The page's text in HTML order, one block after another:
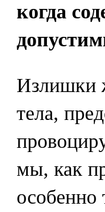
когда
Излишки
тела,
мы, как